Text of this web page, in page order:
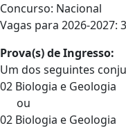
Concurso: Nacional
Vagas para 2026-2027:
Prova(s) de Ingresso:
Um dos seguintes
02 Biologia e Geologia
ou
02 Biologia e Geologia